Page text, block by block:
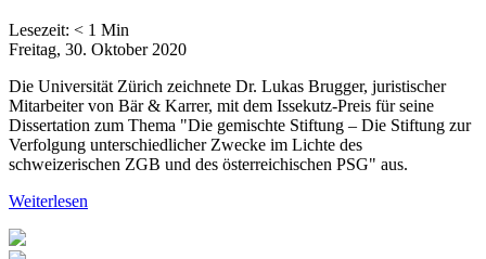
Lesezeit: < 1 Min
Freitag, 30. Oktober 2020
Die Universität Zürich zeichnete Dr. Lukas Brugger, juristischer
Mitarbeiter von Bär & Karrer, mit dem Issekutz-Preis für seine
Dissertation zum Thema "Die gemischte Stiftung – Die Stiftung zur
Verfolgung unterschiedlicher Zwecke im Lichte des
schweizerischen ZGB und des österreichischen PSG" aus.
Weiterlesen